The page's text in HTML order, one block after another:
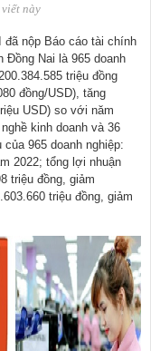
này
đã nộp Báo cáo tài chính
Đồng Nai là 965 doanh
triệu đồng
đồng/USD), tăng
USD) so với năm
kinh doanh và 36
965 doanh nghiệp:
2022; tổng lợi nhuận
triệu đồng, giảm
triệu đồng, giảm